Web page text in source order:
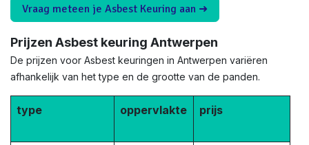
Vraag meteen je Asbest Keuring aan ➜
Prijzen Asbest keuring Antwerpen
De prijzen voor Asbest keuringen in Antwerpen variëren
afhankelijk van het type en de grootte van de panden.
type oppervlakte prijs